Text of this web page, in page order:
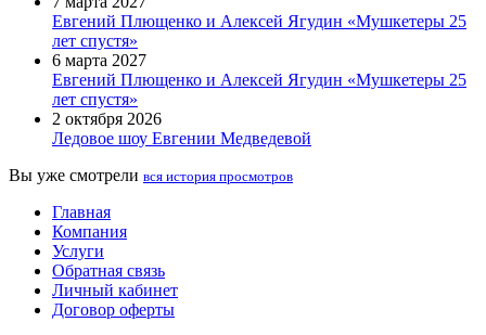
Евгений Плющенко и Алексей Ягудин «Мушкетеры 25
лет спустя»
6 марта 2027
Евгений Плющенко и Алексей Ягудин «Мушкетеры 25
лет спустя»
2 октября 2026
Ледовое шоу Евгении Медведевой
Вы уже смотрели вся история просмотров
Главная
Компания
Услуги
Обратная связь
Личный кабинет
Договор оферты